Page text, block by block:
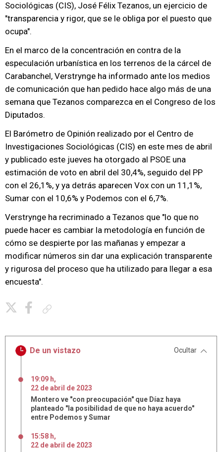
Sociológicas (CIS), José Félix Tezanos, un ejercicio de
"transparencia y rigor, que se le obliga por el puesto que
ocupa".
En el marco de la concentración en contra de la
especulación urbanística en los terrenos de la cárcel de
Carabanchel, Verstrynge ha informado ante los medios
de comunicación que han pedido hace algo más de una
semana que Tezanos comparezca en el Congreso de los
Diputados.
El Barómetro de Opinión realizado por el Centro de
Investigaciones Sociológicas (CIS) en este mes de abril
y publicado este jueves ha otorgado al PSOE una
estimación de voto en abril del 30,4%, seguido del PP
con el 26,1%, y ya detrás aparecen Vox con un 11,1%,
Sumar con el 10,6% y Podemos con el 6,7%.
Verstrynge ha recriminado a Tezanos que "lo que no
puede hacer es cambiar la metodología en función de
cómo se despierte por las mañanas y empezar a
modificar números sin dar una explicación transparente
y rigurosa del proceso que ha utilizado para llegar a esa
encuesta".
De un vistazo Ocultar
19:09 h,
22 deabril de 2023
Montero ve "con preocupación" que Díaz haya
planteado "la posibilidad de que no haya acuerdo"
entre Podemos y Sumar
15:58 h,
22 deabril de 2023